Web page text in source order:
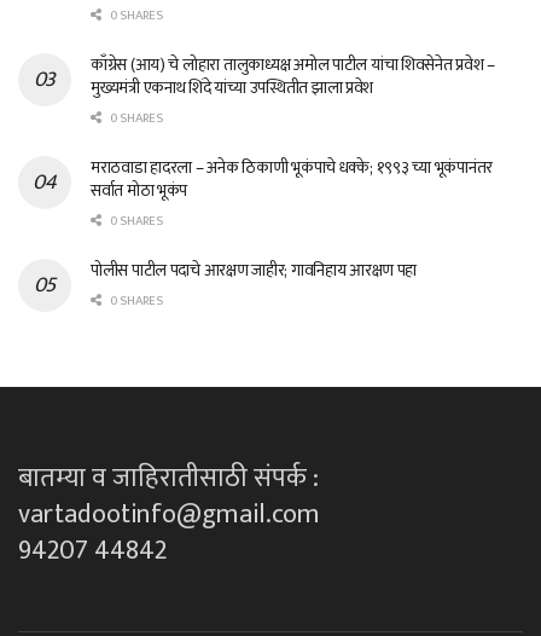
0 SHARES
काँग्रेस (आय) चे लोहारा तालुकाध्यक्ष अमोल पाटील यांचा शिवसेनेत प्रवेश –
मुख्यमंत्री एकनाथ शिंदे यांच्या उपस्थितीत झाला प्रवेश
0 SHARES
मराठवाडा हादरला – अनेक ठिकाणी भूकंपाचे धक्के; १९९३ च्या भूकंपानंतर
सर्वात मोठा भूकंप
0 SHARES
पोलीस पाटील पदाचे आरक्षण जाहीर; गावनिहाय आरक्षण पहा
0 SHARES
बातम्या व जाहिरातीसाठी संपर्क :
vartadootinfo@gmail.com
94207 44842